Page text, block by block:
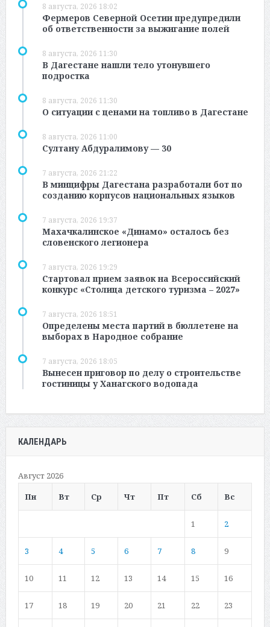
8 августа, 2026 18:02
Фермеров Северной Осетии предупредили
об ответственности за выжигание полей
8 августа, 2026 11:30
В Дагестане нашли тело утонувшего
подростка
8 августа, 2026 11:30
О ситуации с ценами на топливо в Дагестане
8 августа, 2026 11:00
Султану Абдуралимову — 30
7 августа, 2026 21:22
В минцифры Дагестана разработали бот по
созданию корпусов национальных языков
7 августа, 2026 19:37
Махачкалинское «Динамо» осталось без
словенского легионера
7 августа, 2026 19:29
Стартовал прием заявок на Всероссийский
конкурс «Столица детского туризма – 2027»
7 августа, 2026 18:51
Определены места партий в бюллетене на
выборах в Народное собрание
7 августа, 2026 18:05
Вынесен приговор по делу о строительстве
гостиницы у Ханагского водопада
КАЛЕНДАРЬ
Август 2026
Пн
Вт Ср Чт Пт Сб Вс
1 2
3 4 5 6 7 8 9
10 11 12 13 14 15 16
17 18 19 20 21 22 23